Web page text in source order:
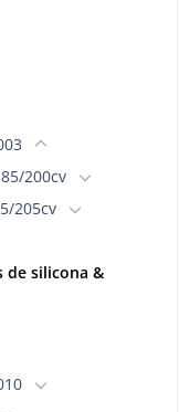
200cv
205cv
de silicona &
Consultar plazo de
OPCIONES